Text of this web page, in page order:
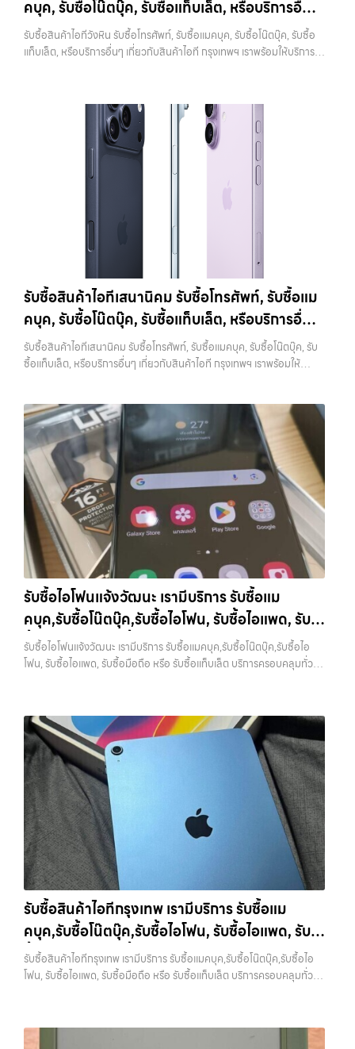
หรือร้านต้องการมากที่สุด เพราะสามารถนำไปใช้งานต่อได้ทันที ขั้นตอนนี้ยัง
ช่วยสร้างความมั่นใจให้กับผู้รับซื้อว่าไม่มีข้อมูลส่วนตัวหลงเหลืออยู่ ลด
ความกังวลในเรื่องความปลอดภัย ควรระวังว่าการรีเซ็ตควรทำหลังจาก
ออก iCloud แล้วเท่านั้น หากทำสลับขั้นตอน อาจทำให้เครื่องติดล็อกและ
และได้รับการดูแลมาอย่างดี มักจะได้ราคาดีกว่าเครื่องที่มีคราบหรือฝุ่นสะสม
การทำความสะอาดไม่จำเป็นต้องใช้อุปกรณ์พิเศษ เพียงใช้ผ้านุ่มเช็ดหน้าจอ
เช็ดตัวเครื่อง และทำความสะอาดบริเวณเล็กๆ เช่น ช่องลำโพงหรือพอร์ต
ชาร์จ ก็เพียงพอแล้ว หากเป็นการขายผ่านออนไลน์ ภาพถ่ายก็มีผลอย่าง
มาก เครื่องที่ดูดีตั้งแต่ในรูป จะช่วยเพิ่มโอกาสในการต่อรองราคาได้มากขึ้น
5. ตรวจสอบสภาพเครื่องและแบตเตอรี่ สภาพของเครื่องเป็นปัจจัยหลักที่
กำหนดราคา ไม่ว่าจะเป็นรอยขีดข่วน รอยตก หรือการทำงานของระบบต่างๆ
สิ่งที่ควรตรวจสอบ ได้แก่ หน้าจอมีรอยหรือไม่ กล้องใช้งานได้ปกติหรือไม่
ปุ่มต่างๆ กดได้ครบหรือไม่ ลำโพงและไมโครโฟนทำงานหรือไม่ อีกจุดที่
สำคัญคือแบตเตอรี่ ซึ่งสามารถตรวจสอบได้จากเมนู Battery Health หาก
เปอร์เซ็นต์ยังอยู่ในระดับสูง จะช่วยให้ได้ราคาดีกว่าเครื่องที่แบตเสื่อม ในบาง
กรณี การเปลี่ยนแบตก่อนขายอาจช่วยเพิ่มมูลค่าได้ แต่ควรคำนวณต้นทุนให้
ดีว่าคุ้มค่าหรือไม่ 6. เช็คราคาก่อนขายทุกครั้ง การรู้ราคาตลาดก่อนขายเป็น
สิ่งที่ช่วยให้คุณไม่เสียเปรียบ หลายคนขายโดยไม่เช็คข้อมูล ทำให้โดนกด
ราคามากกว่าที่ควรจะเป็น แนะนำให้ลองเปรียบเทียบราคาจากหลายแหล่ง
ทั้งร้านรับซื้อและช่องทางออนไลน์ เพื่อให้เห็นภาพรวมของราคาในตลาด
ครบช่วยเพิ่มราคา แม้จะไม่ใช่ปัจจัยหลัก แต่การมีอุปกรณ์ครบ เช่น กล่อง
สายชาร์จ หรืออุปกรณ์เสริม จะช่วยเพิ่มความน่าสนใจให้กับเครื่อง สำหรับ
บางรุ่น การมีกล่องครบอาจช่วยเพิ่มราคาได้พอสมควร เพราะผู้ซื้อสามารถ
นำไปขายต่อได้ง่ายขึ้น อย่างไรก็ตาม หากไม่มีอุปกรณ์เหล่านี้ ก็ยังสามารถ
ขายได้ตามปกติ เพียงแต่อาจไม่ได้ราคาสูงเท่ากับเครื่องที่มีครบ 8. เลือกช่อง
ทางการขายให้เหมาะกับตัวเอง การขาย iPhone มีหลายวิธี แต่ละวิธีก็มีข้อดี
และข้อจำกัดต่างกัน การขายเองผ่านแพลตฟอร์มออนไลน์อาจได้ราคาสูง
กว่า แต่ต้องใช้เวลาและมีความเสี่ยงในการเจอผู้ซื้อที่ไม่น่าเชื่อถือ การขายให้
ร้านรับซื้อจะสะดวกและรวดเร็ว แต่ควรเลือกร้านที่มีความน่าเชื่อถือและให้
ราคาตามสภาพจริง อีกทางเลือกหนึ่งคือการใช้บริการจำนำ ซึ่งเหมาะกับคน
ที่ต้องการเงินด่วนแต่ยังไม่อยากขายขาด โดยสามารถเลือกใช้บริการ…
ราคาตลาดมือสอง: 10,000 บาทiPhone 11 128GB รับซื้อได้ที่ 8,400
บาทราคาตลาดมือสอง: 13,000 บาท
iPhone 11 Pro / Pro Max (ปี
2019)รุ่น Pro มาพร้อมกล้องสามตัว จอ Super Retina XDR และวัสดุส
15,000 บาทiPhone 11 Pro 128GB รับซื้อได้ที่ 11,900 บาทราคาตลาด
มือสอง: 17,000 บาทiPhone 11 Pro 256GB รับซื้อได้ที่ 13,300 บาท
ราคาตลาดมือสอง: 19,000 บาทราคารับซื้อ iPhone 11 Pro
Max:iPhone 11 Pro Max 64GB รับซื้อได้ที่ 12,600 บาทราคาตลาดมือ
สอง: 18,000 บาทiPhone 11 Pro Max 128GB รับซื้อได้ที่ 14,000 บาท
ราคาตลาดมือสอง: 20,000 บาทiPhone 11 Pro Max 256GB รับซื้อ
ได้ที่ 15,400 บาทราคาตลาดมือสอง: 22,000 บาท
mini (ปี 2020)iPhone 12 เป็นรุ่นแรกที่รองรับ 5G พร้อมดีไซน์ขอบ
เหลี่ยมสไตล์ใหม่ที่กลับมาอีกครั้ง มาพร้อมชิป A14 Bionic และกล้องคู่ที่ดี
ขึ้นราคารับซื้อ iPhone 12:iPhone 12 64GB รับซื้อได้ที่ 8,750 บาทราคา
คบุค, รับซื้อโน๊ตบุ๊ค, รับซื้อแท็บเล็ต, หรือบริการอื่นๆ
เกี่ยวกับสินค้าไอที กรุงเทพฯ เราพร้อมให้บริการครบ
วงจร
รับซื้อสินค้าไอทีวังหิน รับซื้อโทรศัพท์, รับซื้อแมคบุค, รับซื้อโน๊ตบุ๊ค, รับซื้อ
แท็บเล็ต, หรือบริการอื่นๆ เกี่ยวกับสินค้าไอที กรุงเทพฯ เราพร้อมให้บริการ
บางแค วัชรพล รามอินทรา รับซื้อสินค้าไอทีวังหิน — รับซื้อโทรศัพท์, รับซื้อ
แมคบุค, รับซื้อโน๊ตบุ๊ค, รับซื้อแท็บเล็ต, หรือบริการอื่นๆ เกี่ยวกับสินค้าไอที
กรุงเทพฯ เราพร้อมให้บริการครบวงจร รับซื้อสินค้าไอทีวังหิน รับซื้อ
โทรศัพท์, รับซื้อแมคบุค, รับซื้อโน๊ตบุ๊ค, รับซื้อแท็บเล็ต, หรือบริการอื่นๆ เกี่ยว
กับสินค้าไอที กรุงเทพฯ… รับซื้อสินค้าไอทีวังหิน รับซื้อ iPhone ทุกรุ่น ให้
ราคาสูง พร้อมจ่ายเงินทันที ประสบการณ์เหนือระดับกับการ รับซื้อไอ
เว็บไซต์ที่คุณไว้วางใจได้ สำหรับบริการ รับซื้อ มือถือ iPhone, Samsung,
iPad, แท็บเล็ต ทุกยี่ห้อ ให้ราคาสูง พร้อมจ่ายเงินทันที ครอบคลุมพื้นที่
ลาดพร้าว, รัชดา, บางรัก, แจ้งวัฒนะ, บางแค, วัชรพล, รามอินทรา และเขต
กรุงเทพฯ ใกล้ “ใกล้ ฉัน” ที่สุด ในยุคที่สมาร์ทโฟน แท็บเล็ต และอุปกรณ์ไอที
ใหม่ๆ เปลี่ยนรุ่นกันแทบทุกช่วงเวลา อุปกรณ์ที่คุณใช้แล้วอาจกลายเป็นของ
ที่ไม่ได้ใช้งานอยู่เฉยๆ เว็บไซต์ของเราจึงเกิดขึ้นเพื่อเป็นทางเลือกให้คุณ
สามารถเปลี่ยนอุปกรณ์ที่ไม่ใช้แล้วให้กลายเป็นเงินสดได้ทันที ด้วยบริการ รับ
แท็บเล็ต, รับซื้อสินค้าไอทีกรุงเทพมหานคร อย่างครบวงจร ไม่ว่าคุณจะอยู่
โซนเมืองหรือเขตชานเมือง เรามีทีมงานพร้อมให้บริการถึงที่ในพื้นที่ “ใกล้
ว่าอุปกรณ์แต่ละชิ้นไม่ใช่แค่เครื่องใช้ไฟฟ้า แต่เป็นทรัพย์สินที่มีมูลค่า คุณอาจ
ต้องการเปลี่ยนรุ่น หรือต้องการเงินด่วน เราจึงมอบบริการประเมินสภาพ
เครื่อง ฟรี ปราบปรามความยุ่งยากทั้งหลาย โดยเน้น โปร่งใส มั่นใจได้ และ
จ่ายเงินทันทีเมื่อตกลงซื้อขายสำเร็จ บริการของเราครอบคลุมทั้ง iPhone
สายใหม่-เก่า, Samsung ทุกรุ่น, iPad และแท็บเล็ตทุกแบรนด์ เรารับถึงแม้
จะอยู่ในสภาพใช้งานแล้ว ตกแต่งแล้ว หรือมีรอยบ้าง เพราะมูลค่าของเครื่อง
ไม่ได้ขึ้นอยู่แค่ยี่ห้อ แต่ขึ้นอยู่กับสภาพจริง ความครบชุด และความสะดวกใน
การขายของคุณ เราจึงตั้งใจให้บริการในเขต ลาดพร้าว, รัชดา, บางรัก,
แจ้งวัฒนะ, บางแค, วัชรพล, รามอินทรา, บางนา, บางพลี, เกษตรนวมินทร์,
เสนานิคม, วังหิน อย่างเต็มที่ ไม่ว่าคุณจะค้นหาคำว่า “รับซื้อมือถือใกล้ฉัน”,
“รับซื้อโทรศัพท์มือสองกรุงเทพ”, “ขาย iPad ได้ราคา”, “รับซื้อแท็บเล็ต
กรุงเทพถึงที่”, หรือ “รับซื้อ Samsung มือสอง ราคาสูง” — ที่นี่คือคำตอบ
เพราะบริการของเรามุ่งตรงให้คุณได้รับราคาและความสะดวกสบายที่เหนือ
กว่า เลือกเราแล้วคุณจะได้บริการที่คุณไว้วางใจ พร้อมทีมงานที่พร้อม
อำนวยความสะดวก นัดรับถึงที่ ตรวจสภาพอย่างมืออาชีพ และจ่ายเงินทันที
ทั้งหมดนี้เพื่อให้การขายอุปกรณ์ของคุณเป็นเรื่องง่ายขึ้น ดีกว่า รวดเร็วกว่า
และคุ้มค่ากว่า ทำไมต้องเลือกเรา ผู้เชี่ยวชาญด้านการให้บริการ รับซื้อมือถือ
วัชรพล, รามอินทรา, รวมถึง บางนา, บางพลี, เกษตรนวมินทร์, เสนานิคม,
วังหินไม่ว่าคุณจะต้องการ รับซื้อโทรศัพท์, รับซื้อแมคบุค, รับซื้อโน๊ตบุ๊ค, รับ
ซื้อแท็บเล็ต, หรือบริการอื่นๆ เกี่ยวกับสินค้าไอที กรุงเทพฯ – เราพร้อมให้
บริการครบวงจร บริการของเรา เราให้บริการแบบครบวงจรสำหรับลูกค้าที่
ต้องการขายอุปกรณ์ไอที ไม่ว่าจะเป็น: รับซื้อไอโฟน ทุกรุ่น…
รับซื้อสินค้าไอทีเสนานิคม รับซื้อโทรศัพท์, รับซื้อแม
คบุค, รับซื้อโน๊ตบุ๊ค, รับซื้อแท็บเล็ต, หรือบริการอื่นๆ
เกี่ยวกับสินค้าไอที กรุงเทพฯ เราพร้อมให้บริการครบ
วงจร
รับซื้อสินค้าไอทีเสนานิคม รับซื้อโทรศัพท์, รับซื้อแมคบุค, รับซื้อโน๊ตบุ๊ค, รับ
ซื้อแท็บเล็ต, หรือบริการอื่นๆ เกี่ยวกับสินค้าไอที กรุงเทพฯ เราพร้อมให้
แจ้งวัฒนะ บางแค วัชรพล รามอินทรา รับซื้อสินค้าไอทีเสนานิคม — รับซื้อ
โทรศัพท์, รับซื้อแมคบุค, รับซื้อโน๊ตบุ๊ค, รับซื้อแท็บเล็ต, หรือบริการอื่นๆ เกี่ยว
กับสินค้าไอที กรุงเทพฯ เราพร้อมให้บริการครบวงจร รับซื้อสินค้าไอที
เสนานิคม รับซื้อโทรศัพท์, รับซื้อแมคบุค, รับซื้อโน๊ตบุ๊ค, รับซื้อแท็บเล็ต, หรือ
บริการอื่นๆ เกี่ยวกับสินค้าไอที กรุงเทพฯ… รับซื้อสินค้าไอทีเสนานิคม รับ
ซื้อ iPad และแท็บเล็ตทุกแบรนด์ ทุกสภาพ — ขอขายง่าย ได้เงินเร็ว
ประสบการณ์เหนือระดับกับการ รับซื้อไอโฟน, รับซื้อไอแพด, รับซื้อมือถือ
ยินดีต้อนรับสู่ “รับซื้อขายมือถือ.com” เว็บไซต์ที่คุณไว้วางใจได้ สำหรับ
บริการ รับซื้อ มือถือ iPhone, Samsung, iPad, แท็บเล็ต ทุกยี่ห้อ ให้ราคา
สูง พร้อมจ่ายเงินทันที ครอบคลุมพื้นที่ ลาดพร้าว, รัชดา, บางรัก,
แจ้งวัฒนะ, บางแค, วัชรพล, รามอินทรา และเขตกรุงเทพฯ ใกล้ “ใกล้ ฉัน”
ที่สุด ในยุคที่สมาร์ทโฟน แท็บเล็ต และอุปกรณ์ไอทีใหม่ๆ เปลี่ยนรุ่นกันแทบ
ทุกช่วงเวลา อุปกรณ์ที่คุณใช้แล้วอาจกลายเป็นของที่ไม่ได้ใช้งานอยู่เฉยๆ
เว็บไซต์ของเราจึงเกิดขึ้นเพื่อเป็นทางเลือกให้คุณสามารถเปลี่ยนอุปกรณ์ที่
ไม่ใช้แล้วให้กลายเป็นเงินสดได้ทันที ด้วยบริการ รับซื้อไอโฟน, รับซื้อไอแพด,
รับซื้อมือถือ, รับซื้อโทรศัพท์, รับซื้อโน๊ตบุ๊ค, รับซื้อแท็บเล็ต, รับซื้อสินค้าไอที
รวดเร็วที่สุด ที่ “รับซื้อขายมือถือ.com” เราเข้าใจดีว่าอุปกรณ์แต่ละชิ้นไม่ใช่
แค่เครื่องใช้ไฟฟ้า แต่เป็นทรัพย์สินที่มีมูลค่า คุณอาจต้องการเปลี่ยนรุ่น หรือ
ต้องการเงินด่วน เราจึงมอบบริการประเมินสภาพเครื่อง ฟรี ปราบปราม
ความยุ่งยากทั้งหลาย โดยเน้น โปร่งใส มั่นใจได้ และจ่ายเงินทันทีเมื่อตกลง
ซื้อขายสำเร็จ บริการของเราครอบคลุมทั้ง iPhone สายใหม่-เก่า,
Samsung ทุกรุ่น, iPad และแท็บเล็ตทุกแบรนด์ เรารับถึงแม้จะอยู่ในสภาพ
ใช้งานแล้ว ตกแต่งแล้ว หรือมีรอยบ้าง เพราะมูลค่าของเครื่องไม่ได้ขึ้นอยู่แค่
ยี่ห้อ แต่ขึ้นอยู่กับสภาพจริง ความครบชุด และความสะดวกในการขายของ
คุณ เราจึงตั้งใจให้บริการในเขต ลาดพร้าว, รัชดา, บางรัก, แจ้งวัฒนะ,
บางแค, วัชรพล, รามอินทรา, บางนา, บางพลี, เกษตรนวมินทร์, เสนานิคม,
วังหิน อย่างเต็มที่ ไม่ว่าคุณจะค้นหาคำว่า “รับซื้อมือถือใกล้ฉัน”, “รับซื้อ
โทรศัพท์มือสองกรุงเทพ”, “ขาย iPad ได้ราคา”, “รับซื้อแท็บเล็ต กรุงเทพ
ถึงที่”, หรือ “รับซื้อ Samsung มือสอง ราคาสูง” — ที่นี่คือคำตอบ เพราะ
บริการของเรามุ่งตรงให้คุณได้รับราคาและความสะดวกสบายที่เหนือกว่า
เลือกเราแล้วคุณจะได้บริการที่คุณไว้วางใจ พร้อมทีมงานที่พร้อมอำนวย
ความสะดวก นัดรับถึงที่ ตรวจสภาพอย่างมืออาชีพ และจ่ายเงินทันที
ทั้งหมดนี้เพื่อให้การขายอุปกรณ์ของคุณเป็นเรื่องง่ายขึ้น ดีกว่า รวดเร็วกว่า
ทันที โดยเน้นบริการในพื้นที่ ลาดพร้าว, รัชดา, บางรัก, แจ้งวัฒนะ, บางแค,
รับซื้อไอโฟนแจ้งวัฒนะ เรามีบริการ รับซื้อแม
คบุค,รับซื้อโน๊ตบุ๊ค,รับซื้อไอโฟน, รับซื้อไอแพด, รับ
ซื้อมือถือ หรือ รับซื้อแท็บเล็ต บริการครอบคลุมทั่ว
กรุงเทพ และพื้นที่ใกล้เคียง
รับซื้อไอโฟนแจ้งวัฒนะ เรามีบริการ รับซื้อแมคบุค,รับซื้อโน๊ตบุ๊ค,รับซื้อไอ
โฟน, รับซื้อไอแพด, รับซื้อมือถือ หรือ รับซื้อแท็บเล็ต บริการครอบคลุมทั่ว
ดา บางรัก แจ้งวัฒนะ บางแค วัชรพล รามอินทรา รับซื้อไอโฟนแจ้งวัฒนะ —
เรามีบริการ รับซื้อแมคบุค,รับซื้อโน๊ตบุ๊ค,รับซื้อไอโฟน, รับซื้อไอแพด, รับซื้อ
มือถือ หรือ รับซื้อแท็บเล็ต บริการครอบคลุมทั่วกรุงเทพ และพื้นที่ใกล้เคียง
รับซื้อไอโฟนแจ้งวัฒนะ เรามีบริการ รับซื้อแมคบุค,รับซื้อโน๊ตบุ๊ค,รับซื้อไอ
โฟน, รับซื้อไอแพด, รับซื้อมือถือ หรือ รับซื้อแท็บเล็ต บริการครอบคลุมทั่ว
กรุงเทพ… รับซื้อไอโฟนแจ้งวัฒนะ รับซื้อ iPad และแท็บเล็ตทุกแบรนด์ ทุก
สภาพ — ขอขายง่าย ได้เงินเร็ว ประสบการณ์เหนือระดับกับการ รับซื้อไอ
โฟน, รับซื้อไอแพด, รับซื้อมือถือ ยินดีต้อนรับสู่ “รับซื้อขายมือถือ.com”
เว็บไซต์ที่คุณไว้วางใจได้ สำหรับบริการ รับซื้อ มือถือ iPhone, Samsung,
iPad, แท็บเล็ต ทุกยี่ห้อ ให้ราคาสูง พร้อมจ่ายเงินทันที ครอบคลุมพื้นที่
ลาดพร้าว, รัชดา, บางรัก, แจ้งวัฒนะ, บางแค, วัชรพล, รามอินทรา และเขต
กรุงเทพฯ ใกล้ “ใกล้ ฉัน” ที่สุด ในยุคที่สมาร์ทโฟน แท็บเล็ต และอุปกรณ์ไอที
ใหม่ๆ เปลี่ยนรุ่นกันแทบทุกช่วงเวลา อุปกรณ์ที่คุณใช้แล้วอาจกลายเป็นของ
ที่ไม่ได้ใช้งานอยู่เฉยๆ เว็บไซต์ของเราจึงเกิดขึ้นเพื่อเป็นทางเลือกให้คุณ
สามารถเปลี่ยนอุปกรณ์ที่ไม่ใช้แล้วให้กลายเป็นเงินสดได้ทันที ด้วยบริการ รับ
ซื้อไอโฟน, รับซื้อไอแพด, รับซื้อมือถือ, รับซื้อโทรศัพท์, รับซื้อโน๊ตบุ๊ค, รับซื้อ
แท็บเล็ต, รับซื้อสินค้าไอทีกรุงเทพมหานคร อย่างครบวงจร ไม่ว่าคุณจะอยู่
ว่าอุปกรณ์แต่ละชิ้นไม่ใช่แค่เครื่องใช้ไฟฟ้า แต่เป็นทรัพย์สินที่มีมูลค่า คุณอาจ
รับซื้อสินค้าไอทีกรุงเทพ เรามีบริการ รับซื้อแม
คบุค,รับซื้อโน๊ตบุ๊ค,รับซื้อไอโฟน, รับซื้อไอแพด, รับ
ซื้อมือถือ หรือ รับซื้อแท็บเล็ต บริการครอบคลุมทั่ว
กรุงเทพ และพื้นที่ใกล้เคียง
รับซื้อสินค้าไอทีกรุงเทพ เรามีบริการ รับซื้อแมคบุค,รับซื้อโน๊ตบุ๊ค,รับซื้อไอ
โฟน, รับซื้อไอแพด, รับซื้อมือถือ หรือ รับซื้อแท็บเล็ต บริการครอบคลุมทั่ว
ดา บางรัก แจ้งวัฒนะ บางแค วัชรพล รามอินทรา รับซื้อสินค้าไอทีกรุงเทพ